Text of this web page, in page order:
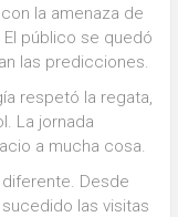
la amenaza de
público se quedó
las predicciones.
respetó la regata,
La jornada
a mucha cosa.
Desde
las visitas